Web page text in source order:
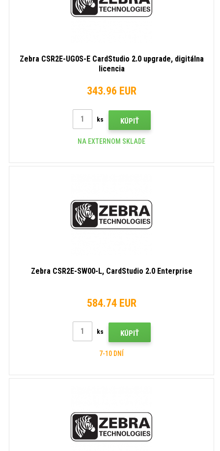
Zebra CSR2E-UG0S-E CardStudio 2.0 upgrade, digitálna
licencia
343.96 EUR
ks KÚPIŤ
NA EXTERNOM SKLADE
Zebra CSR2E-SW00-L, CardStudio 2.0 Enterprise
584.74 EUR
ks KÚPIŤ
7-10 DNÍ